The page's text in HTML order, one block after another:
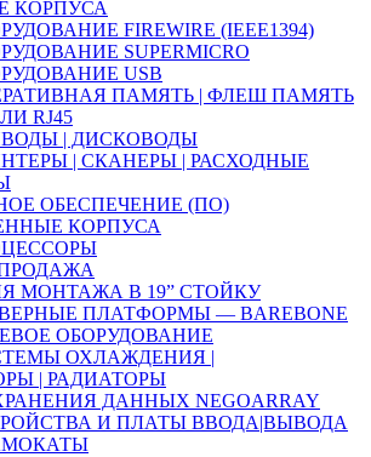
КОРПУСА
FIREWIRE (IEEE1394)
SUPERMICRO
USB
ПАМЯТЬ | ФЛЕШ ПАМЯТЬ
RJ45
| ДИСКОВОДЫ
| СКАНЕРЫ | РАСХОДНЫЕ
ОБЕСПЕЧЕНИЕ (ПО)
КОРПУСА
МОНТАЖА В 19” СТОЙКУ
ПЛАТФОРМЫ — BAREBONE
ОБОРУДОВАНИЕ
ОХЛАЖДЕНИЯ |
| РАДИАТОРЫ
ДАННЫХ NEGOARRAY
И ПЛАТЫ ВВОДА|ВЫВОДА